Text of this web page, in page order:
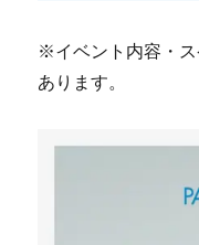
※イベント内容・ス
あります。